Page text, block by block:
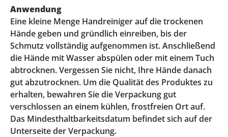
Anwendung
Eine kleine Menge Handreiniger auf die trockenen
Hände geben und gründlich einreiben, bis der
Schmutz vollständig aufgenommen ist. Anschließend
die Hände mit Wasser abspülen oder mit einem Tuch
abtrocknen. Vergessen Sie nicht, Ihre Hände danach
gut abzutrocknen. Um die Qualität des Produktes zu
erhalten, bewahren Sie die Verpackung gut
verschlossen an einem kühlen, frostfreien Ort auf.
Das Mindesthaltbarkeitsdatum befindet sich auf der
Unterseite der Verpackung.